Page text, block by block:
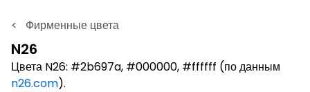
< Фирменные цвета
N26
Цвета N26: #2b697a, #000000, #ffffff (по данным
n26.com).